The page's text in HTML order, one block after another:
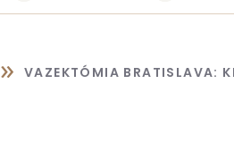
»VAZEKTÓMIA BRATISLAVA: